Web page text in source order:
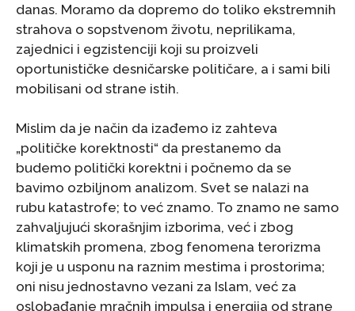
danas. Moramo da dopremo do toliko ekstremnih
strahova o sopstvenom životu, neprilikama,
zajednici i egzistenciji koji su proizveli
oportunističke desničarske političare, a i sami bili
mobilisani od strane istih.
Mislim da je način da izađemo iz zahteva
„političke korektnosti“ da prestanemo da
budemo politički korektni i počnemo da se
bavimo ozbiljnom analizom. Svet se nalazi na
rubu katastrofe; to već znamo. To znamo ne samo
zahvaljujući skorašnjim izborima, već i zbog
klimatskih promena, zbog fenomena terorizma
koji je u usponu na raznim mestima i prostorima;
oni nisu jednostavno vezani za Islam, već za
oslobađanje mračnih impulsa i energija od strane